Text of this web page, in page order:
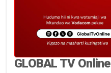
GLOBAL TV Online